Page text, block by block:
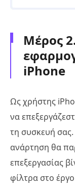
Μέρος
iPhone
Ως χρήστης
να
τη συσκευή
ανάρτηση θα
επεξεργασίας
φίλτρα στο